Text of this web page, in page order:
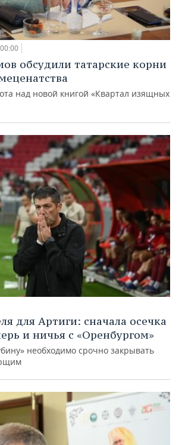
обсудили татарские корни
над новой книгой «Квартал изящных
для Артиги: сначала осечка
и ничья с «Оренбургом»
необходимо срочно закрывать